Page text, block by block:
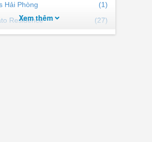
Hải Phòng
(1)
Residence
(27)
Park Hải Phòng
(22)
Xem thêm